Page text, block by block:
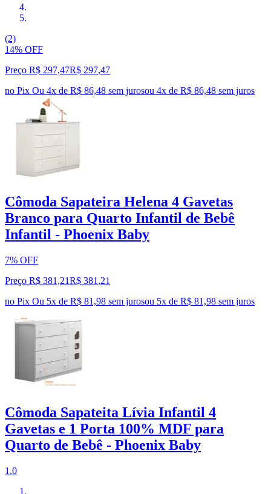
(2)
14% OFF
Preço R$ 297,47R$ 297,47
no Pix Ou 4x de R$ 86,48 sem jurosou 4x de R$ 86,48 sem juros
Cômoda Sapateira Helena 4 Gavetas
Branco para Quarto Infantil de Bebê
Infantil - Phoenix Baby
7% OFF
Preço R$ 381,21R$ 381 ,21
no Pix Ou 5x de R$ 81,98 sem jurosou 5x de R$ 81,98 sem juros
Cômoda Sapateita Lívia Infantil 4
Gavetas e 1 Porta 100% MDF para
Quarto de Bebê - Phoenix Baby
1.0